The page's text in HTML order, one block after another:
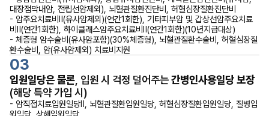
대장점막내암, 전립선암제외), 뇌혈관질환진단비, 허혈심장질환진단비
- 암주요치료비Ⅱ(유사암제외)(연간1회한), 기타피부암 및 갑상선암주요치료
비Ⅱ(연간1회한), 하이클래스암주요치료비Ⅱ(연간1회한)(10년지급대상)
- 체증형 암수술비(유사암포함)(30%체증형), 뇌혈관질환수술비, 허혈심장질
환수술비, 암(유사암제외) 치료비지원
03
입원일당은 물론 , 입원 시 걱정 덜어주는간병인사용일당 보장
(해당 특약 가입 시)
- 암직접치료입원일당Ⅱ, 뇌혈관질환입원일당, 허혈심장질환입원일당, 질병입
원일당, 상해입원일당